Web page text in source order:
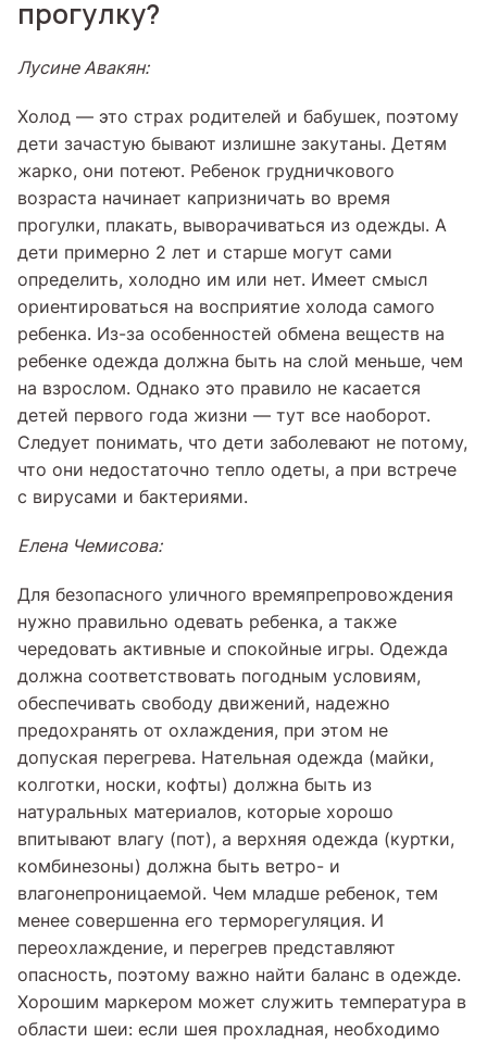
прогулку?
Лусине Авакян:
Холод — это страх родителей и бабушек, поэтому
дети зачастую бывают излишне закутаны. Детям
жарко, они потеют. Ребенок грудничкового
возраста начинает капризничать во время
прогулки, плакать, выворачиваться из одежды. А
дети примерно 2 лет и старше могут сами
определить, холодно им или нет. Имеет смысл
ориентироваться на восприятие холода самого
ребенка. Из-за особенностей обмена веществ на
ребенке одежда должна быть на слой меньше, чем
на взрослом. Однако это правило не касается
детей первого года жизни — тут все наоборот.
Следует понимать, что дети заболевают не потому,
что они недостаточно тепло одеты, а при встрече
с вирусами и бактериями.
Елена Чемисова:
Для безопасного уличного времяпрепровождения
нужно правильно одевать ребенка, а также
чередовать активные и спокойные игры. Одежда
должна соответствовать погодным условиям,
обеспечивать свободу движений, надежно
предохранять от охлаждения, при этом не
допуская перегрева. Нательная одежда (майки,
колготки, носки, кофты) должна быть из
натуральных материалов, которые хорошо
впитывают влагу (пот), а верхняя одежда (куртки,
комбинезоны) должна быть ветро- и
влагонепроницаемой. Чем младше ребенок, тем
менее совершенна его терморегуляция. И
переохлаждение, и перегрев представляют
опасность, поэтому важно найти баланс в одежде.
Хорошим маркером может служить температура в
области шеи: если шея прохладная, необходимо